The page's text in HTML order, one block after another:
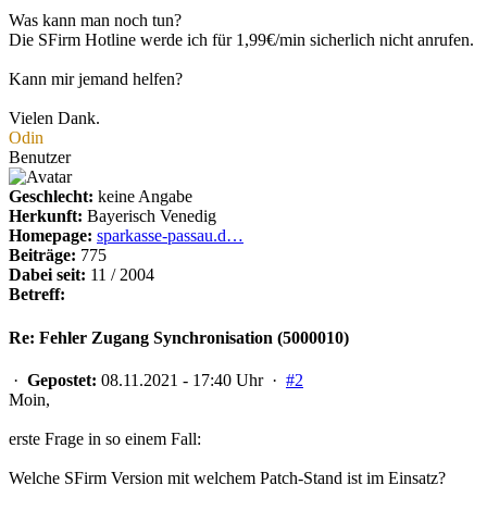
Was kann man noch tun?
Die SFirm Hotline werde ich für 1,99€/min sicherlich nicht anrufen.
Kann mir jemand helfen?
Vielen Dank.
Odin
Benutzer
Geschlecht: keine Angabe
Herkunft: Bayerisch Venedig
Homepage: sparkasse-passau.d…
Beiträge: 775
Dabei seit: 11 / 2004
Betreff:
Re: Fehler Zugang Synchronisation (5000010)
· Gepostet: 08.11.2021 - 17:40 Uhr · #2
Moin,
erste Frage in so einem Fall:
Welche SFirm Version mit welchem Patch-Stand ist im Einsatz?